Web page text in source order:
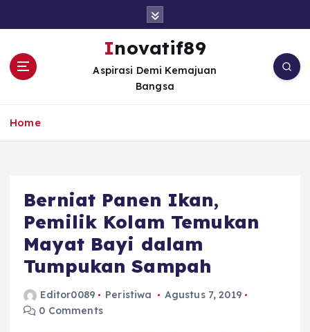
Inovatif89
Aspirasi Demi Kemajuan
Bangsa
Home
Berniat Panen Ikan,
Pemilik Kolam Temukan
Mayat Bayi dalam
Tumpukan Sampah
Editor0089 Peristiwa
Agustus 7, 2019
0 Comments